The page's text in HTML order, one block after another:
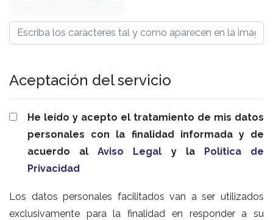
Aceptación del servicio
He leído y acepto el tratamiento de mis datos
personales con la finalidad informada y de
acuerdo alAviso Legal y la Política de
Privacidad
Los datos personales facilitados van a ser utilizados
exclusivamente para la finalidad en responder a su